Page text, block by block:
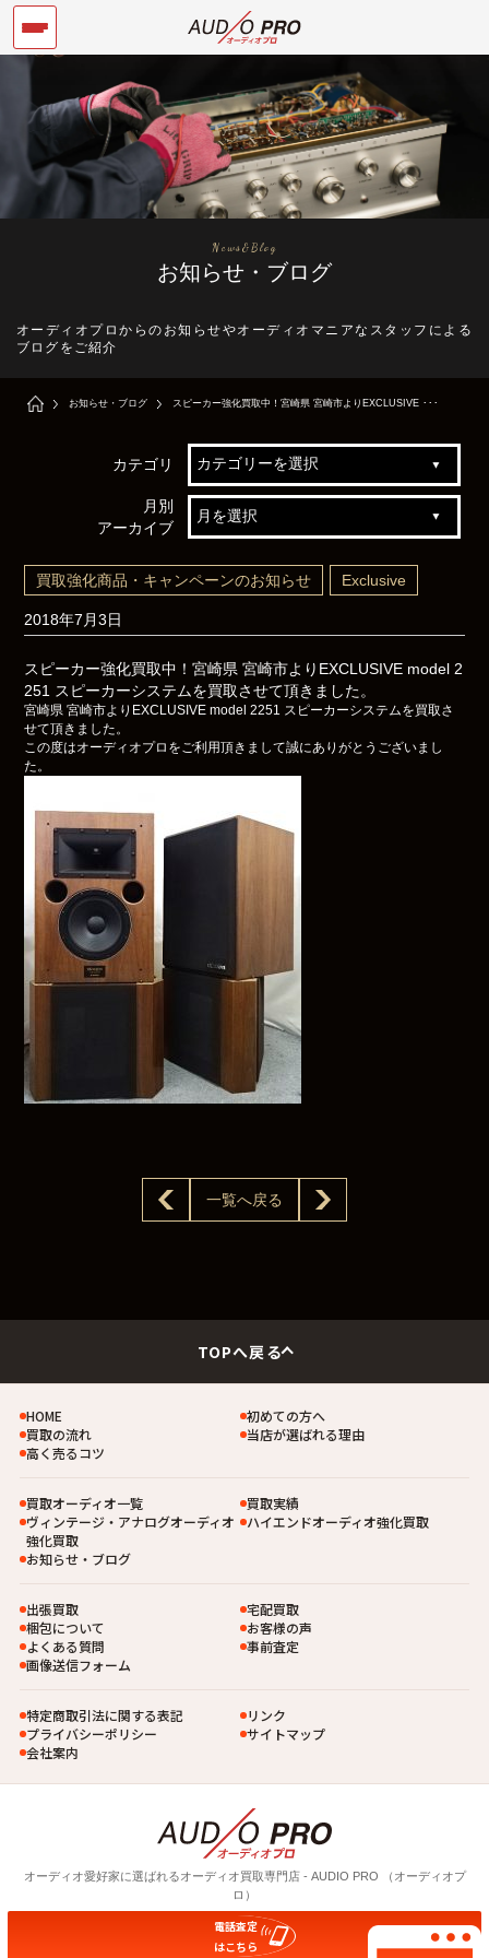
News&Blog
お知らせ・ブログ
オーディオプロからのお知らせやオーディオマニアなスタッフによる
ブログをご紹介
お知らせ・ブログ スピーカー強化買取中！宮崎県 宮崎市よりEXCLUSIVE ･･･
カテゴリ
月別
アーカイブ
買取強化商品・キャンペーンのお知らせ Exclusive
2018年7月3日
スピーカー強化買取中！宮崎県 宮崎市よりEXCLUSIVE model 2
251 スピーカーシステムを買取させて頂きました。
宮崎県 宮崎市よりEXCLUSIVE model 2251 スピーカーシステムを買取さ
せて頂きました。
この度はオーディオプロをご利用頂きまして誠にありがとうございまし
た。
一覧へ戻る
TOPへ戻る
HOME
初めての方へ
買取の流れ
当店が選ばれる理由
高く売るコツ
買取オーディオ一覧
買取実績
ヴィンテージ・アナログオーディオ
強化買取
ハイエンドオーディオ強化買取
お知らせ・ブログ
出張買取
宅配買取
梱包について
お客様の声
よくある質問
事前査定
画像送信フォーム
特定商取引法に関する表記
リンク
プライバシーポリシー
サイトマップ
会社案内
オーディオ愛好家に選ばれるオーディオ買取専⾨店 - AUDIO PRO （オーディオプ
ロ）
© 2026 AUDIO PRO
電話査定
はこちら